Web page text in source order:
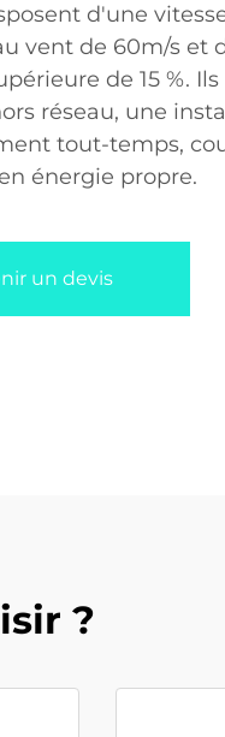
d'une
vent de 60m/s et
de 15 %.
réseau, une
tout-temps,
énergie propre.
un devis
?